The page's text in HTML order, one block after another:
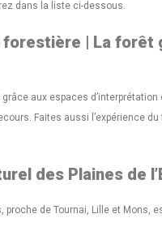
dans la liste ci-dessous.
forestière | La forêt
aux espaces
Faites aussi l’expérience
des Plaines de
proche de Tournai, Lille et Mons,